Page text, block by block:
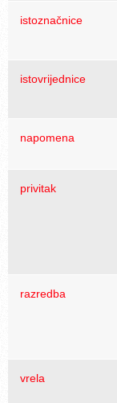
istoznačnice
istovrijednice
napomena
privitak
razredba
vrela